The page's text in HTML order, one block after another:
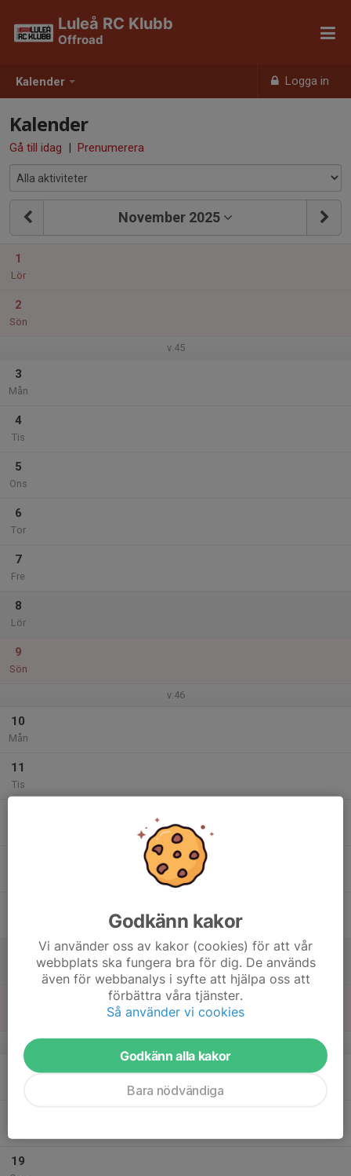
Kalender Logga in
Luleå RC Klubb
Offroad
Kalender
Gå till idag | Prenumerera
November 2025
1
Lör
2
Sön
v.45
3
Mån
4
Tis
5
Ons
6
Tor
7
Fre
8
Lör
9
Sön
v.46
10
Mån
11
Tis
v.47
19
Godkänn kakor
Vi använder oss av kakor (cookies) för att vår
webbplats ska fungera bra för dig. De används
även för webbanalys i syfte att hjälpa oss att
förbättra våra tjänster.
Så använder vi cookies
Godkänn alla kakor
Bara nödvändiga